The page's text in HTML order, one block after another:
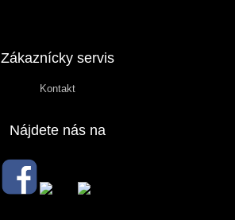
Zákaznícky servis
Kontakt
Nájdete nás na